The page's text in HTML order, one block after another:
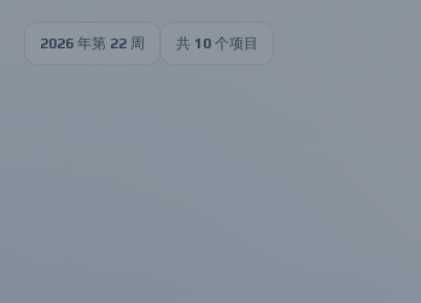
2026 年第 22 周 共 10 个项目